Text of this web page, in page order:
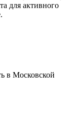
для активного
в Московской